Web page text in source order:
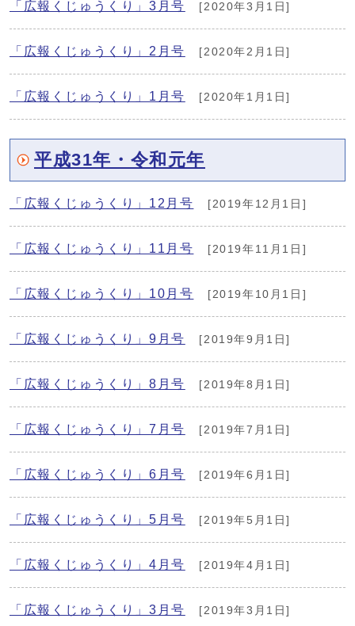
「広報くじゅうくり」3月号 [2020年3月1日]
「広報くじゅうくり」2月号 [2020年2月1日]
「広報くじゅうくり」1月号 [2020年1月1日]
平成31年・令和元年
「広報くじゅうくり」12月号 [2019年12月1日]
「広報くじゅうくり」11月号 [2019年11月1日]
「広報くじゅうくり」10月号 [2019年10月1日]
「広報くじゅうくり」9月号 [2019年9月1日]
「広報くじゅうくり」8月号 [2019年8月1日]
「広報くじゅうくり」7月号 [2019年7月1日]
「広報くじゅうくり」6月号 [2019年6月1日]
「広報くじゅうくり」5月号 [2019年5月1日]
「広報くじゅうくり」4月号 [2019年4月1日]
「広報くじゅうくり」3月号 [2019年3月1日]